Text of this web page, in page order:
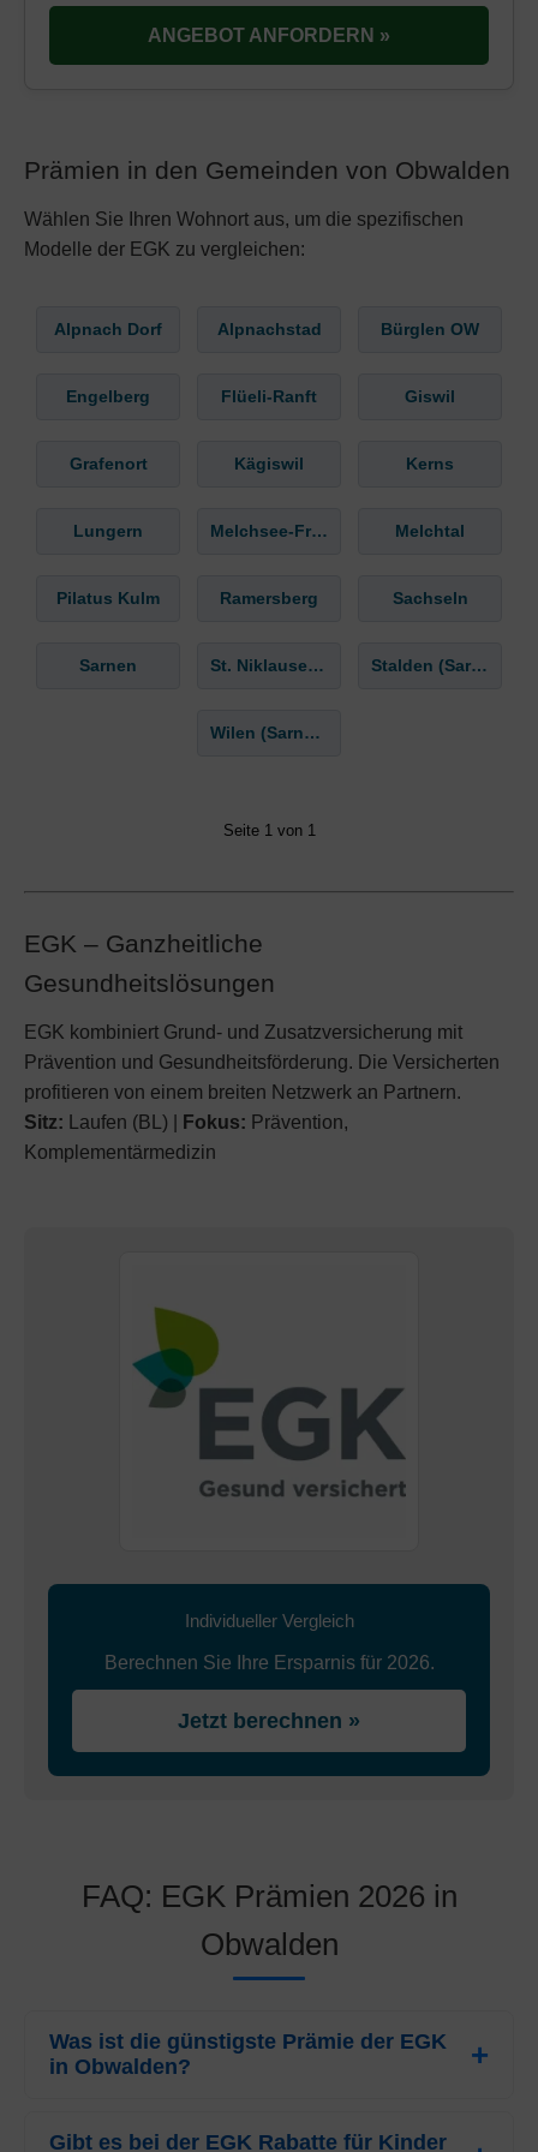
ANGEBOT ANFORDERN »
Prämien in den Gemeinden von Obwalden
Wählen Sie Ihren Wohnort aus, um die spezifischen
Modelle der EGK zu vergleichen:
Alpnach Dorf Alpnachstad Bürglen OW
Engelberg Flüeli-Ranft Giswil
Grafenort Kägiswil Kerns
Lungern Melchsee-Frutt Melchtal
Pilatus Kulm Ramersberg Sachseln
Sarnen St. Niklausen OW Stalden (Sarnen)
Wilen (Sarnen)
Seite 1 von 1
EGK – Ganzheitliche
Gesundheitslösungen
EGK kombiniert Grund- und Zusatzversicherung mit
Prävention und Gesundheitsförderung. Die Versicherten
profitieren von einem breiten Netzwerk an Partnern.
Sitz: Laufen (BL) | Fokus: Prävention,
Komplementärmedizin
Individueller Vergleich
Berechnen Sie Ihre Ersparnis für 2026.
Jetzt berechnen »
FAQ: EGK Prämien 2026 in
Obwalden
Was ist die günstigste Prämie der EGK
in Obwalden?
EGKfür Erwachsene in ObwaldenCHF 272.75pro
Gibt es bei der EGK Rabatte für Kinder